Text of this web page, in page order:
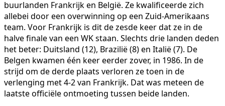
buurlanden Frankrijk en België. Ze kwalificeerde zich
allebei door een overwinning op een Zuid-Amerikaans
team. Voor Frankrijk is dit de zesde keer dat ze in de
halve finale van een WK staan. Slechts drie landen deden
het beter: Duitsland (12), Brazilië (8) en Italië (7). De
Belgen kwamen één keer eerder zover, in 1986. In de
strijd om de derde plaats verloren ze toen in de
verlenging met 4-2 van Frankrijk. Dat was meteen de
laatste officiële ontmoeting tussen beide landen.